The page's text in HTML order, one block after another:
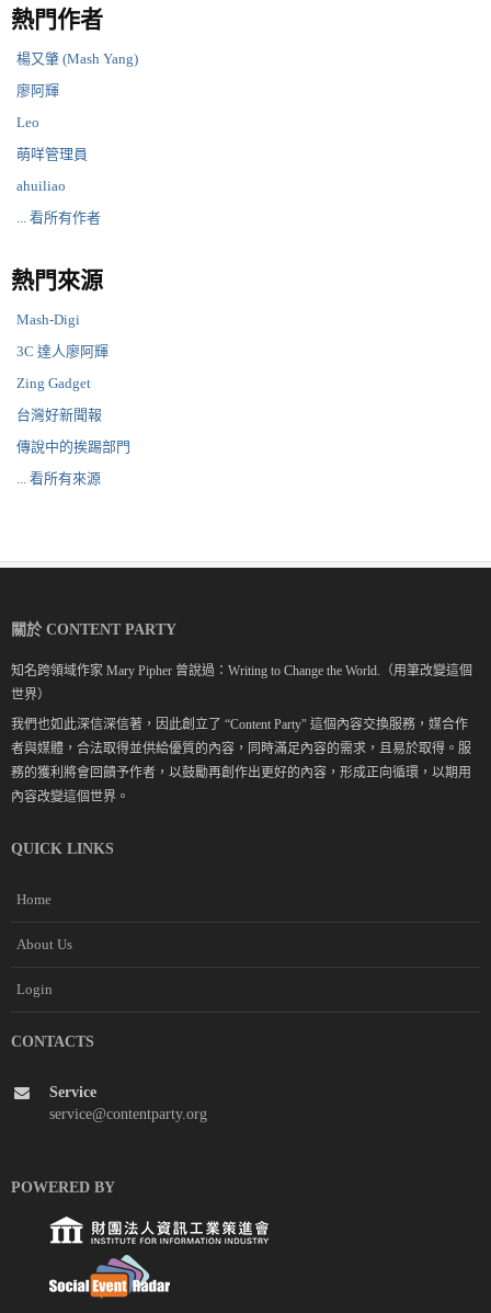
熱門作者
楊又肇 (Mash Yang)
廖阿輝
Leo
萌咩管理員
ahuiliao
... 看所有作者
熱門來源
Mash-Digi
3C 達人廖阿輝
Zing Gadget
台灣好新聞報
傳說中的挨踢部門
... 看所有來源
關於 CONTENT PARTY
知名跨領域作家 Mary Pipher 曾說過：Writing to Change the World.（用筆改變這個
世界）
我們也如此深信深信著，因此創立了 “Content Party" 這個內容交換服務，媒合作
者與媒體，合法取得並供給優質的內容，同時滿足內容的需求，且易於取得。服
務的獲利將會回饋予作者，以鼓勵再創作出更好的內容，形成正向循環，以期用
內容改變這個世界。
QUICK LINKS
Home
About Us
Login
CONTACTS
Service
service@contentparty.org
POWERED BY